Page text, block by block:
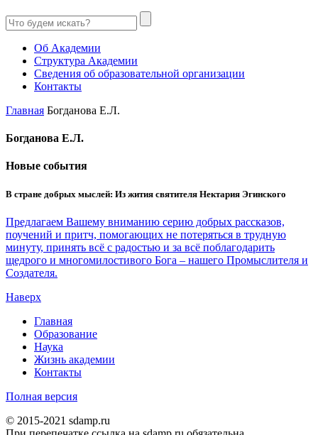
Об Академии
Структура Академии
Сведения об образовательной организации
Контакты
Главная Богданова Е.Л.
Богданова Е.Л.
Новые события
В стране добрых мыслей: Из жития святителя Нектария Эгинского
Предлагаем Вашему вниманию серию добрых рассказов,
поучений и притч, помогающих не потеряться в трудную
минуту, принять всё с радостью и за всё поблагодарить
щедрого и многомилостивого Бога – нашего Промыслителя и
Создателя.
Наверх
Главная
Образование
Наука
Жизнь академии
Контакты
Полная версия
© 2015-2021 sdamp.ru